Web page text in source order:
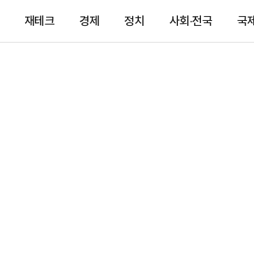
재테크 경제 정치 사회·전국 국제